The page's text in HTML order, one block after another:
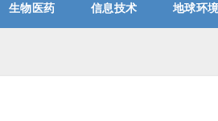
生物医药 信息技术 地球环境